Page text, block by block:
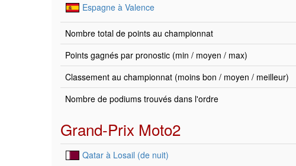
Espagne à Valence
Nombre total de points au championnat
Points gagnés par pronostic (min / moyen / max)
Classement au championnat (moins bon / moyen / meilleur)
Nombre de podiums trouvés dans l'ordre
Grand-Prix Moto2
Qatar à Losail (de nuit)